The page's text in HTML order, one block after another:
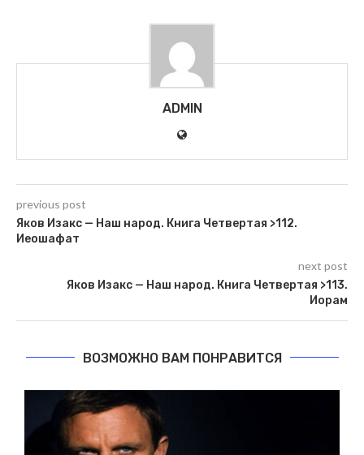
ADMIN
previous post
Яков Изакс — Наш народ. Книга Четвертая >112.
Иеошафат
next post
Яков Изакс — Наш народ. Книга Четвертая >113.
Иорам
ВОЗМОЖНО ВАМ ПОНРАВИТСЯ